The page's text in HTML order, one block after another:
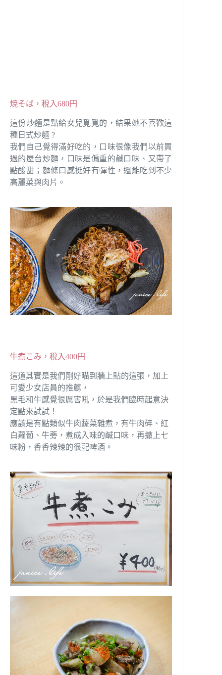
焼そば，稅入680円
這份炒麵是點給女兒覓覓的，結果她不喜歡這
種日式炒麵 ?
我們自己覺得滿好吃的，口味很像我們以前買
過的屋台炒麵，口味是偏重的鹹口味、又帶了
點酸甜；麵條口感挺好有彈性，還能吃到不少
高麗菜與肉片。
牛煮こみ，稅入400円
這道其實是我們剛好瞄到牆上貼的這張，加上
可愛少女店員的推薦，
黑毛和牛感覺很厲害吼，於是我們臨時起意決
定點來試試！
應該是有點類似牛肉蔬菜雜煮，有牛肉碎、紅
白蘿蔔、牛蒡，煮成入味的鹹口味，再撒上七
味粉，香香辣辣的很配啤酒。